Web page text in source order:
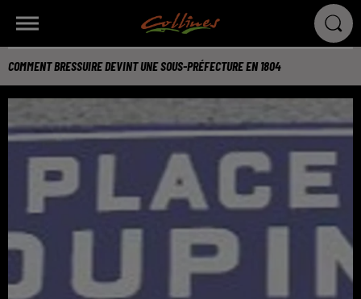
COMMENT BRESSUIRE DEVINT UNE SOUS-PRÉFECTURE EN 1804